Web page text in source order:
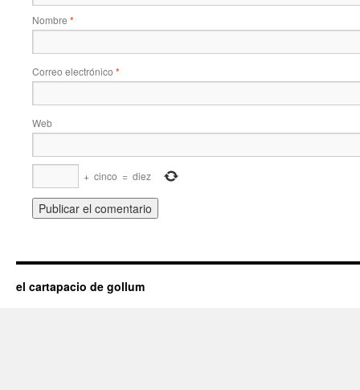
Nombre *
Correo electrónico *
Web
+ cinco = diez
el cartapacio de gollum